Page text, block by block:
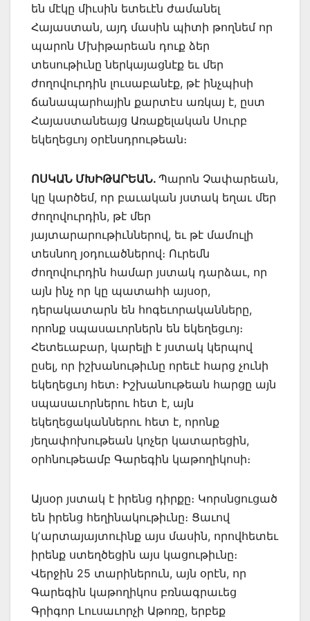
են մէկը միւսին ետեւէն ժամանել
Հայաստան, այդ մասին պիտի թողնեմ որ
պարոն Մխիթարեան դուք ձեր
տեսութիւնը ներկայացնէք եւ մեր
ժողովուրդին լուսաբանէք, թէ ինչպիսի
ճանապարհային քարտէս առկայ է, ըստ
Հայաստանեայց Առաքելական Սուրբ
եկեղեցւոյ օրէնսդրութեան։
ՈՍԿԱՆ ՄԽԻԹԱՐԵԱՆ. Պարոն Չափարեան,
կը կարծեմ, որ բաւական յստակ եղաւ մեր
ժողովուրդին, թէ մեր
յայտարարութիւններով, եւ թէ մամուլի
տեսնող յօդուածներով։ Ուրեմն
ժողովուրդին համար յստակ դարձաւ, որ
այն ինչ որ կը պատահի այսօր,
դերակատարն են հոգեւորականները,
որոնք սպասաւորներն են եկեղեցւոյ։
Հետեւաբար, կարելի է յստակ կերպով
ըսել, որ իշխանութիւնը որեւէ հարց չունի
եկեղեցւոյ հետ։ Իշխանութեան հարցը այն
սպասաւորներու հետ է, այն
եկեղեցականներու հետ է, որոնք
յեղափոխութեան կոչեր կատարեցին,
օրհնութեամբ Գարեգին կաթողիկոսի։
Այսօր յստակ է իրենց դիրքը։ Կորսնցուցած
են իրենց հեղինակութիւնը։ Ցաւով
կʼարտայայտուինք այս մասին, որովհետեւ
իրենք ստեղծեցին այս կացութիւնը։
Վերջին 25 տարիներուն, այն օրէն, որ
Գարեգին կաթողիկոս բռնագրաւեց
Գրիգոր Լուսաւորչի Աթոռը, երբեք